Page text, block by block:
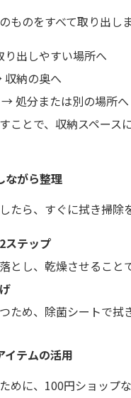
ものをすべて取り出し
出しやすい場所へ
納の奥へ
→ 処分または別の場所へ
ことで、収納スペース
ながら整理
たら、すぐに拭き掃除
ステップ
とし、乾燥させること
ため、除菌シートで拭
イテムの活用
めに、100円ショップ